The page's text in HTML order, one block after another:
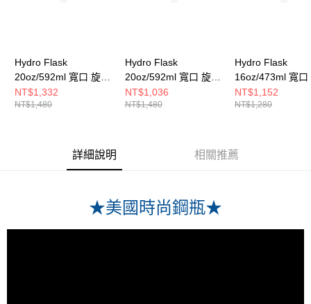
Hydro Flask
20oz/592ml 寬口 旋轉
咖啡蓋 保溫瓶 摩卡棕
NT$1,332
NT$1,480
Hydro Flask
20oz/592ml 寬口 旋轉
咖啡蓋 保溫瓶 石板灰
NT$1,036
NT$1,480
Hydro Flask
16oz/473ml 寬口
咖啡蓋 保溫瓶 化
NT$1,152
NT$1,280
詳細說明 相關推薦
★美國時尚鋼瓶★